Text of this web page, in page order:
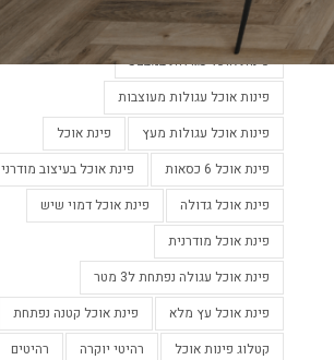
פינות אוכל מעוצבות נפתחות
פינות אוכל עגולות במבצע
פינות אוכל עגולות מעוצבות
פינות אוכל עגולות מעץ
פינת אוכל
פינת אוכל 6 כסאות
פינת אוכל בעיצוב מודרני
פינת אוכל גדולה
פינת אוכל דמוי שיש
פינת אוכל מודרנית
פינת אוכל עגולה נפתחת ל3 מטר
פינת אוכל עץ מלא
פינת אוכל קטנה נפתחת
קטלוג פינות אוכל
רהיטי יוקרה
רהיטים